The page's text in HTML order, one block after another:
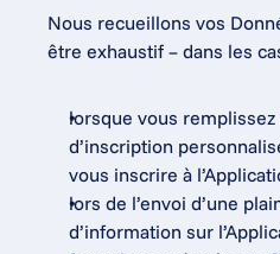
Nous recueillons vos
être exhaustif – dans les
lorsque vous
d’inscription
vous inscrire à
lors de l’envoi d’une
d’information sur